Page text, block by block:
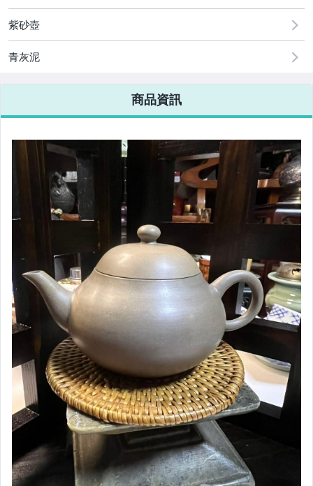
紫砂壺
青灰泥
商品資訊